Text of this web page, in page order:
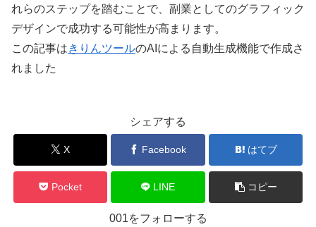
れらのステップを踏むことで、副業としてのグラフィック
デザインで成功する可能性が高まります。
この記事はきりんツールのAIによる自動生成機能で作成さ
れました
シェアする
X Facebook はてブ
Pocket LINE コピー
001をフォローする